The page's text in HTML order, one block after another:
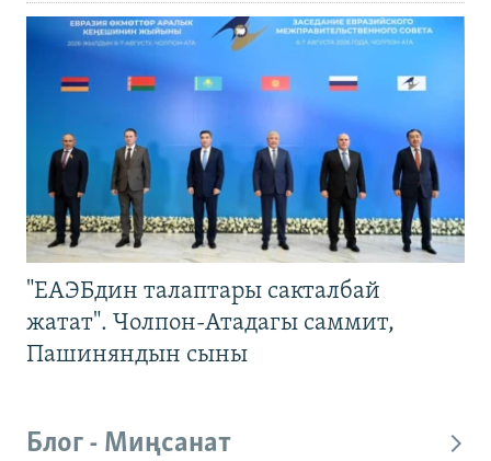
"ЕАЭБдин талаптары сакталбай
жатат". Чолпон-Атадагы саммит,
Пашиняндын сыны
Блог - Миңсанат